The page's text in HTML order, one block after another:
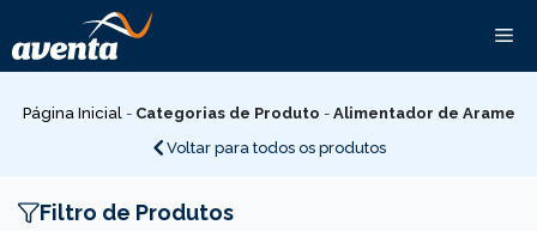
para
o
conteúdo
Página Inicial- Categorias de Produto - Alimentador de Arame
Voltar para todos os produtos
Filtro de Produtos